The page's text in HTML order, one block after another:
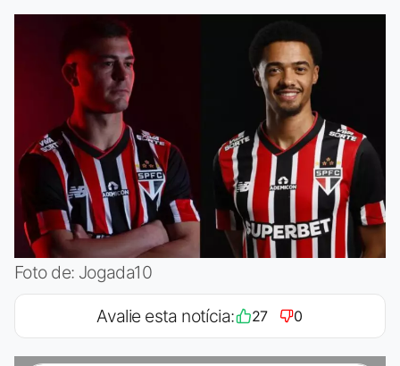
Foto de: Jogada10
Avalie esta notícia: 27 0